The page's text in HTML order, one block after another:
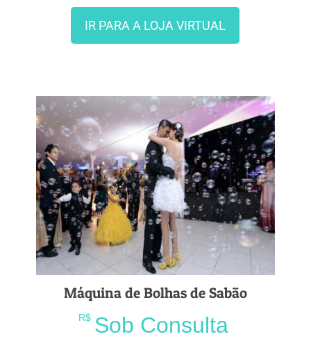
IR PARA A LOJA VIRTUAL
Máquina de Bolhas de Sabão
R$ Sob Consulta